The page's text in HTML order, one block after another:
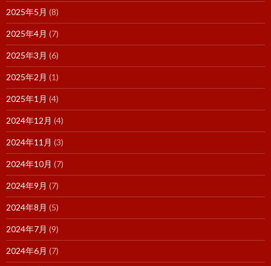
2025年5月 (8)
2025年4月 (7)
2025年3月 (6)
2025年2月 (1)
2025年1月 (4)
2024年12月 (4)
2024年11月 (3)
2024年10月 (7)
2024年9月 (7)
2024年8月 (5)
2024年7月 (9)
2024年6月 (7)